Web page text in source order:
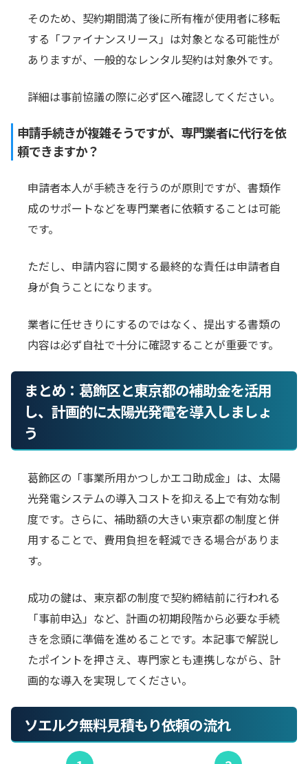
そのため、契約期間満了後に所有権が使用者に移転
する「ファイナンスリース」は対象となる可能性が
ありますが、一般的なレンタル契約は対象外です。
詳細は事前協議の際に必ず区へ確認してください。
申請手続きが複雑そうですが、専門業者に代行を依
頼できますか？
申請者本人が手続きを行うのが原則ですが、書類作
成のサポートなどを専門業者に依頼することは可能
です。
ただし、申請内容に関する最終的な責任は申請者自
身が負うことになります。
業者に任せきりにするのではなく、提出する書類の
内容は必ず自社で十分に確認することが重要です。
まとめ：葛飾区と東京都の補助金を活用
し、計画的に太陽光発電を導入しましょ
う
葛飾区の「事業所用かつしかエコ助成金」は、太陽
光発電システムの導入コストを抑える上で有効な制
度です。さらに、補助額の大きい東京都の制度と併
用することで、費用負担を軽減できる場合がありま
す。
成功の鍵は、東京都の制度で契約締結前に行われる
「事前申込」など、計画の初期段階から必要な手続
きを念頭に準備を進めることです。本記事で解説し
たポイントを押さえ、専門家とも連携しながら、計
画的な導入を実現してください。
ソエルク無料見積もり依頼の流れ